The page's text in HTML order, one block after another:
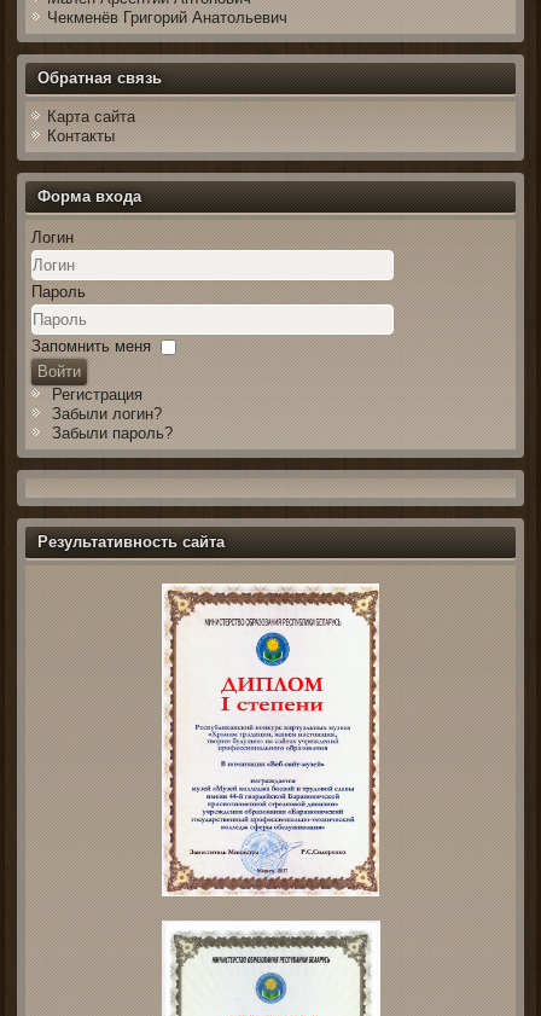
Чекменёв Григорий Анатольевич
Обратная связь
Карта сайта
Контакты
Форма входа
Логин
Пароль
Запомнить меня
Войти
Регистрация
Забыли логин?
Забыли пароль?
Результативность сайта